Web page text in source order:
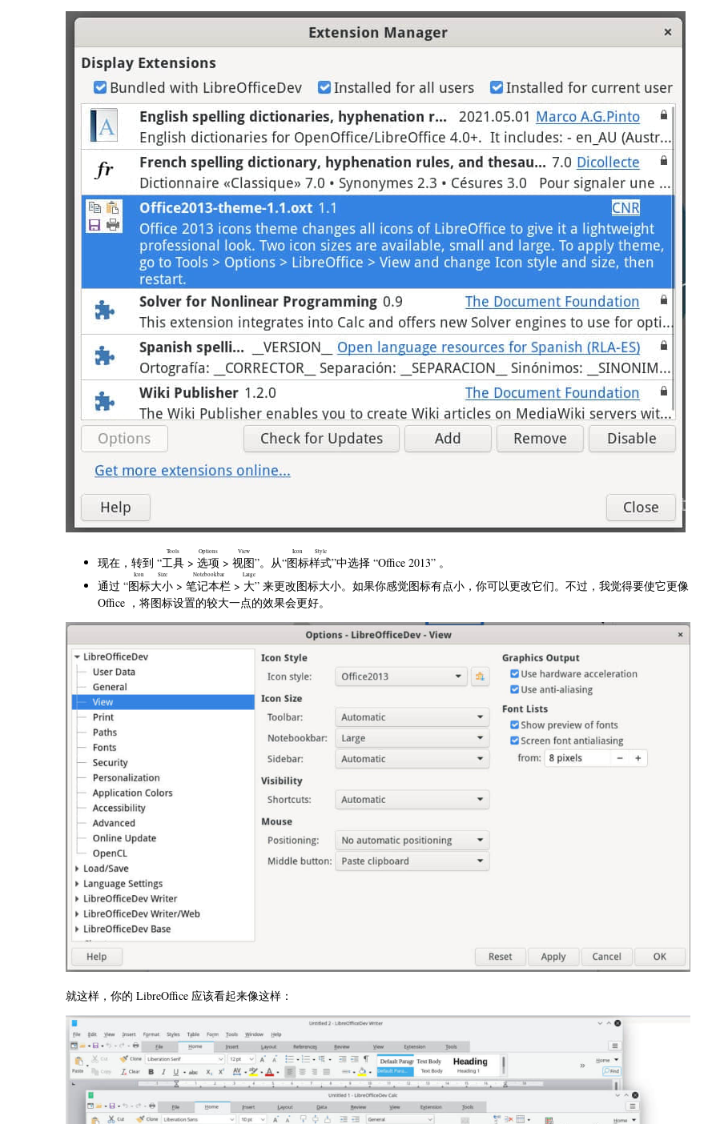
现在，转到 “工具
Tools
> 选项
Options
> 视图
View
”。从“图标样式
Icon Style
”中选择 “Office 2013” 。
通过 “图标大小
Icon Size
> 笔记本栏
Notebookbar
> 大
Large
” 来更改图标大小。如果你感觉图标有点小，你可以更改它们。不过，我觉得要使它更像
Office ，将图标设置的较大一点的效果会更好。
就这样，你的 LibreOffice 应该看起来像这样：